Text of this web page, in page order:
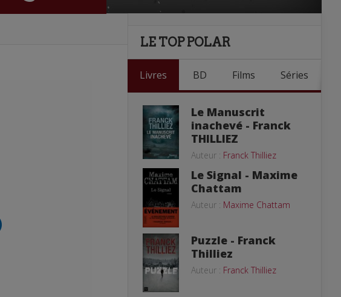
LE TOP POLAR
Livres BD Films Séries
Le Manuscrit
inachevé - Franck
THILLIEZ
Auteur : Franck Thilliez
Le Signal - Maxime
Chattam
Auteur : Maxime Chattam
Puzzle - Franck
Thilliez
Auteur : Franck Thilliez